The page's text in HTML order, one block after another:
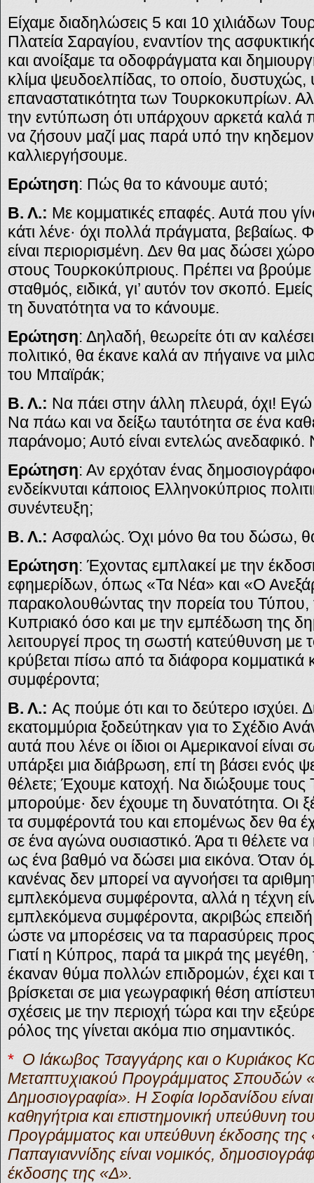
Είχαμε διαδηλώσεις 5 και 10 χιλιάδων
Πλατεία Σαραγίου, εναντίον της
και ανοίξαμε τα οδοφράγματα και
κλίμα ψευδοελπίδας, το οποίο,
επαναστατικότητα των Τουρκοκυπρίων.
την εντύπωση ότι υπάρχουν αρκετά καλά
να ζήσουν μαζί μας παρά υπό την
καλλιεργήσουμε.
Ερώτηση: Πώς θα το κάνουμε αυτό;
Β. Λ.: Με κομματικές επαφές. Αυτά που
κάτι λένε· όχι πολλά πράγματα,
είναι περιορισμένη. Δεν θα μας δώσει
στους Τουρκοκύπριους. Πρέπει να
σταθμός, ειδικά, γι’ αυτόν τον σκοπό.
τη δυνατότητα να το κάνουμε.
Ερώτηση: Δηλαδή, θεωρείτε ότι αν
πολιτικό, θα έκανε καλά αν πήγαινε να
του Μπαϊράκ;
Β. Λ.: Να πάει στην άλλη πλευρά, όχι!
Να πάω και να δείξω ταυτότητα σε ένα
παράνομο; Αυτό είναι εντελώς ανεδαφικό.
Ερώτηση: Αν ερχόταν ένας
ενδείκνυται κάποιος Ελληνοκύπριος
συνέντευξη;
Β. Λ.: Ασφαλώς. Όχι μόνο θα του δώσω,
Ερώτηση: Έχοντας εμπλακεί με την
εφημερίδων, όπως «Τα Νέα» και «Ο
παρακολουθώντας την πορεία του Τύπου,
Κυπριακό όσο και με την εμπέδωση της
λειτουργεί προς τη σωστή κατεύθυνση
κρύβεται πίσω από τα διάφορα κομματικά
συμφέροντα;
Β. Λ.: Ας πούμε ότι και το δεύτερο ισχύει.
εκατομμύρια ξοδεύτηκαν για το Σχέδιο
αυτά που λένε οι ίδιοι οι Αμερικανοί είναι
υπάρξει μια διάβρωση, επί τη βάσει ενός
θέλετε; Έχουμε κατοχή. Να διώξουμε τους
μπορούμε· δεν έχουμε τη δυνατότητα. Οι
τα συμφέροντά του και επομένως δεν θα
σε ένα αγώνα ουσιαστικό. Άρα τι θέλετε να
ως ένα βαθμό να δώσει μια εικόνα. Όταν
κανένας δεν μπορεί να αγνοήσει τα
εμπλεκόμενα συμφέροντα, αλλά η τέχνη
εμπλεκόμενα συμφέροντα, ακριβώς
ώστε να μπορέσεις να τα παρασύρεις
Γιατί η Κύπρος, παρά τα μικρά της
έκαναν θύμα πολλών επιδρομών, έχει και
βρίσκεται σε μια γεωγραφική θέση
σχέσεις με την περιοχή τώρα και την
ρόλος της γίνεται ακόμα πιο σημαντικός.
* Ο Ιάκωβος Τσαγγάρης και ο Κυριάκος
Μεταπτυχιακού Προγράμματος Σπουδών
Δημοσιογραφία». Η Σοφία Ιορδανίδου
καθηγήτρια και επιστημονική υπεύθυνη
Προγράμματος και υπεύθυνη έκδοσης
Παπαγιαννίδης είναι νομικός,
έκδοσης της «Δ».